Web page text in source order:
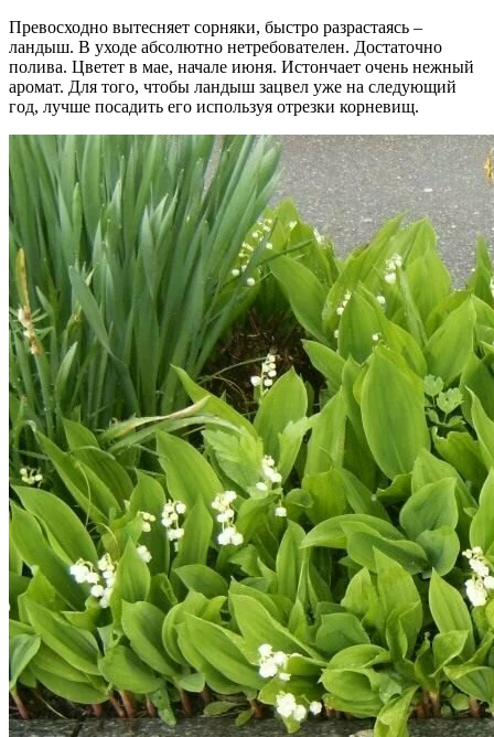
Превосходно вытесняет сорняки, быстро разрастаясь –
ландыш. В уходе абсолютно нетребователен. Достаточно
полива. Цветет в мае, начале июня. Истончает очень нежный
аромат. Для того, чтобы ландыш зацвел уже на следующий
год, лучше посадить его используя отрезки корневищ.